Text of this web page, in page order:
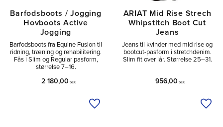
Barfodsboots / Jogging
Hovboots Active
Jogging
Barfodsboots fra Equine Fusion til
ridning, træning og rehabilitering.
Fås i Slim og Regular pasform,
størrelse 7–16.
2 180,00 SEK
Tilføj til ønskeliste
ARIAT Mid Rise Strech
Whipstitch Boot Cut
Jeans
Jeans til kvinder med mid rise og
bootcut-pasform i stretchdenim.
Slim fit over lår. Størrelse 25–31.
956,00 SEK